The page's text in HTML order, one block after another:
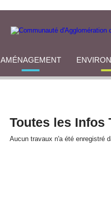
AMÉNAGEMENT
Toutes les Infos
Aucun travaux n'a été enregistré